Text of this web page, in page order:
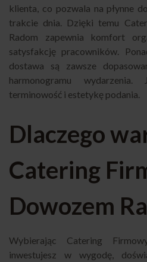
klienta, co pozwala na płynne
trakcie dnia. Dzięki temu
Radom zapewnia komfort
satysfakcję pracowników.
dostawa są zawsze
harmonogramu
terminowość i estetykę podania.
Dlaczego
Catering
Dowozem
Wybierając Catering
inwestujesz w wygodę,